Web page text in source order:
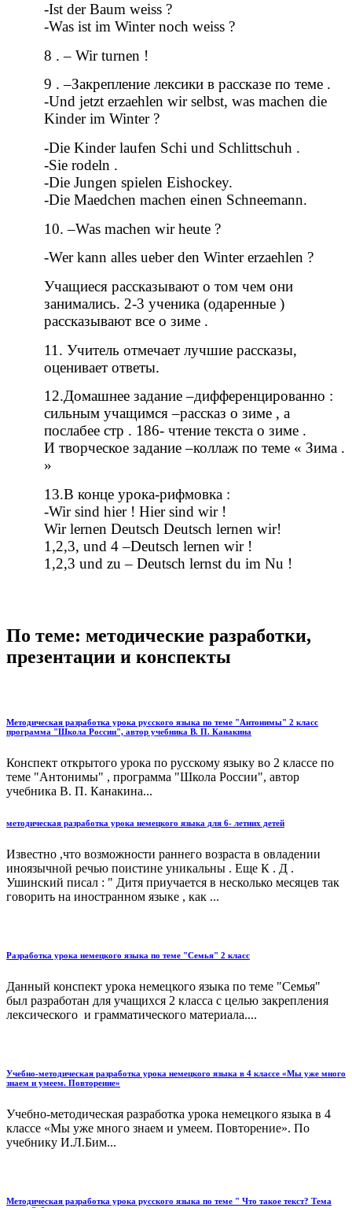
-Ist der Baum weiss ?
-Was ist im Winter noch weiss ?
8 . – Wir turnen !
9 . –Закрепление лексики в рассказе по теме .
-Und jetzt erzaehlen wir selbst, was machen die
Kinder im Winter ?
-Die Kinder laufen Schi und Schlittschuh .
-Sie rodeln .
-Die Jungen spielen Eishockey.
-Die Maedchen machen einen Schneemann.
10. –Was machen wir heute ?
-Wer kann alles ueber den Winter erzaehlen ?
Учащиеся рассказывают о том чем они
занимались. 2-3 ученика (одаренные )
рассказывают все о зиме .
11. Учитель отмечает лучшие рассказы,
оценивает ответы.
12.Домашнее задание –дифференцированно :
сильным учащимся –рассказ о зиме , а
послабее стр . 186- чтение текста о зиме .
И творческое задание –коллаж по теме « Зима .
»
13.В конце урока-рифмовка :
-Wir sind hier ! Hier sind wir !
Wir lernen Deutsch Deutsch lernen wir!
1,2,3, und 4 –Deutsch lernen wir !
1,2,3 und zu – Deutsch lernst du im Nu !
По теме: методические разработки,
презентации и конспекты
Методическая разработка урока русского языка по теме "Антонимы" 2 класс
программа "Школа России", автор учебника В. П. Канакина
Конспект открытого урока по русскому языку во 2 классе по
теме "Антонимы" , программа "Школа России", автор
учебника В. П. Канакина...
методическая разработка урока немецкого языка для 6- летних детей
Известно ,что возможности раннего возраста в овладении
иноязычной речью поистине уникальны . Еще К . Д .
Ушинский писал : " Дитя приучается в несколько месяцев так
говорить на иностранном языке , как ...
Разработка урока немецкого языка по теме "Семья" 2 класс
Данный конспект урока немецкого языка по теме "Семья"
был разработан для учащихся 2 класса с целью закрепления
лексического и грамматического материала....
Учебно-методическая разработка урока немецкого языка в 4 классе «Мы уже много
знаем и умеем. Повторение»
Учебно-методическая разработка урока немецкого языка в 4
классе «Мы уже много знаем и умеем. Повторение». По
учебнику И.Л.Бим...
Методическая разработка урока русского языка по теме " Что такое текст? Тема